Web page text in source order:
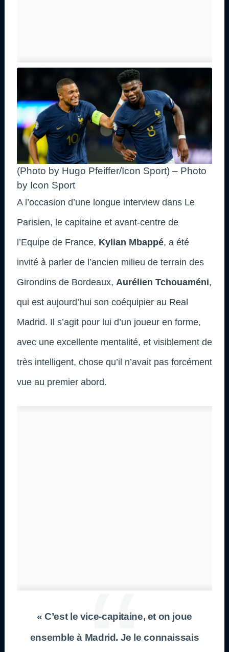
(Photo by Hugo Pfeiffer/Icon Sport) – Photo
by Icon Sport
A l’occasion d’une longue interview dans Le
Parisien, le capitaine et avant-centre de
l’Equipe de France, Kylian Mbappé, a été
invité à parler de l’ancien milieu de terrain des
Girondins de Bordeaux, Aurélien Tchouaméni,
qui est aujourd’hui son coéquipier au Real
Madrid. Il s’agit pour lui d’un joueur en forme,
avec une excellente mentalité, et visiblement de
très intelligent, chose qu’il n’avait pas forcément
vue au premier abord.
« C’est le vice-capitaine, et on joue
ensemble à Madrid. Je le connaissais